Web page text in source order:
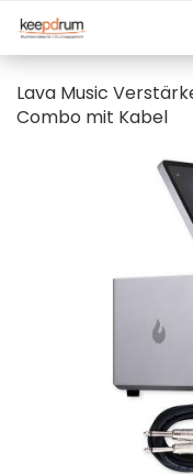
Lava Music
Combo mit Kabel